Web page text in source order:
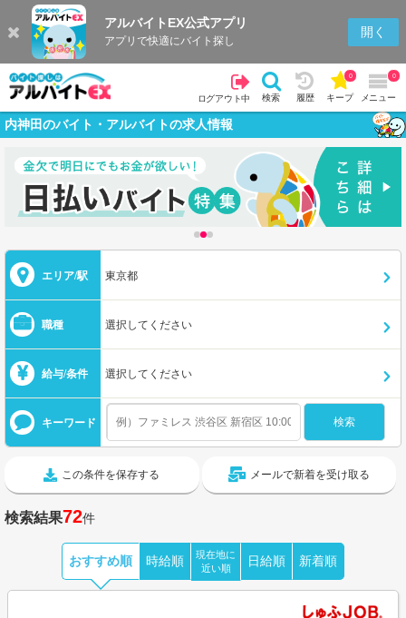
アルバイトEX公式アプリ
アプリで快適にバイト探し
開く
ログアウト中 検索 履歴 キープ
0
メニュー
0
内神田のバイト・アルバイトの求人情報
エリア/駅 東京都
職種 選択してください
給与/条件 選択してください
キーワード
この条件を保存する メールで新着を受け取る
検索結果72件
おすすめ順 時給順
現在地に
近い順
日給順 新着順